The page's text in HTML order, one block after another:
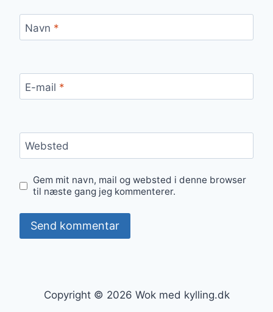
Navn *
E-mail *
Websted
Gem mit navn, mail og websted i denne browser
til næste gang jeg kommenterer.
Copyright © 2026 Wok med kylling.dk